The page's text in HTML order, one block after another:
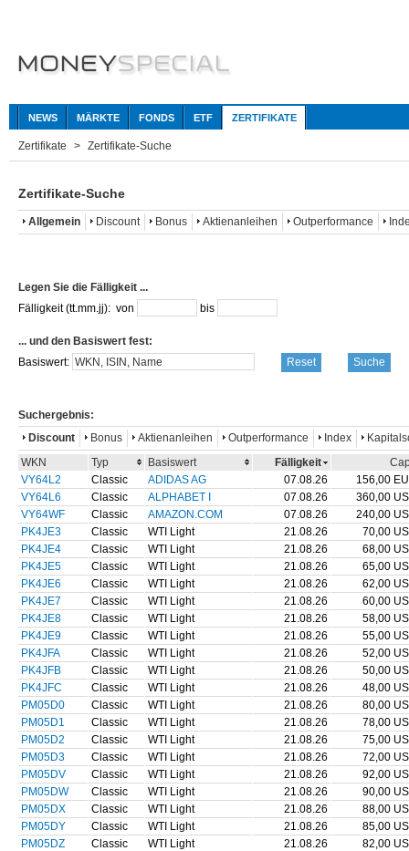
NEWS MÄRKTE FONDS ETF ZERTIFIKATE
Zertifikate Zertifikate-Suche
Zertifikate-Suche
Allgemein Discount Bonus Aktienanleihen Outperformance
Legen Sie die Fälligkeit ...
Fälligkeit (tt.mm.jj): von bis
... und den Basiswert fest:
Basiswert:
Suchergebnis:
Discount
Bonus Aktienanleihen Outperformance Index
WKN
Typ Basiswert Fälligkeit
VY64L2
Classic ADIDAS AG 07.08.26
156,00
VY64L6
Classic ALPHABET I 07.08.26
360,00
VY64WF
Classic AMAZON.COM 07.08.26
240,00
PK4JE3
Classic WTI Light 21.08.26
70,00
PK4JE4
Classic WTI Light 21.08.26
68,00
PK4JE5
Classic WTI Light 21.08.26
65,00
PK4JE6
Classic WTI Light 21.08.26
62,00
PK4JE7
Classic WTI Light 21.08.26
60,00
PK4JE8
Classic WTI Light 21.08.26
58,00
PK4JE9
Classic WTI Light 21.08.26
55,00
PK4JFA
Classic WTI Light 21.08.26
52,00
PK4JFB
Classic WTI Light 21.08.26
50,00
PK4JFC
Classic WTI Light 21.08.26
48,00
PM05D0
Classic WTI Light 21.08.26
80,00
PM05D1
Classic WTI Light 21.08.26
78,00
PM05D2
Classic WTI Light 21.08.26
75,00
PM05D3
Classic WTI Light 21.08.26
72,00
PM05DV
Classic WTI Light 21.08.26
92,00
PM05DW
Classic WTI Light 21.08.26
90,00
PM05DX
Classic WTI Light 21.08.26
88,00
PM05DY
Classic WTI Light 21.08.26
85,00
PM05DZ
Classic WTI Light 21.08.26
82,00